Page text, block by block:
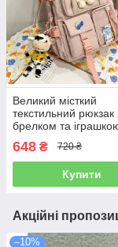
Великий місткий
текстильний рюкзак
брелком та
648 ₴ 720 ₴
Купити
Акційні
–10%